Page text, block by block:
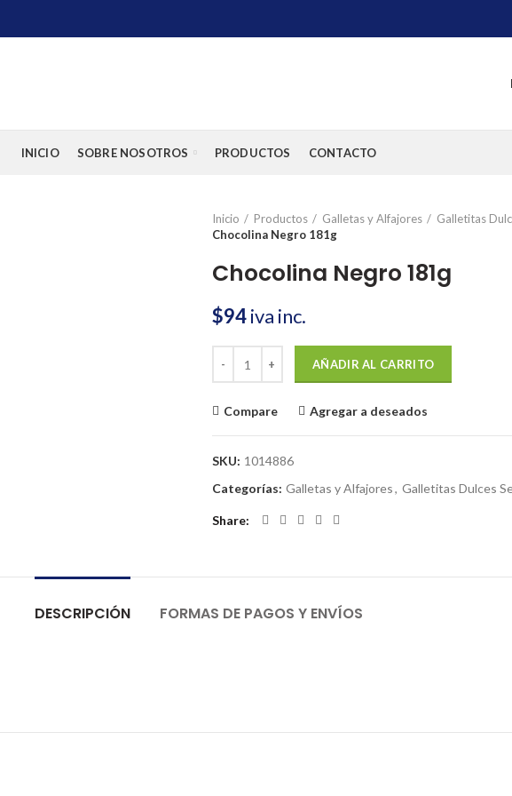
INICIO SOBRE NOSOTROS PRODUCTOS CONTACTO
Inicio
Productos Galletas y Alfajores
Galletitas
Chocolina Negro 181g
Chocolina Negro 181g
$94iva inc.
AÑADIR AL CARRITO
Compare Agregar a deseados
SKU: 1014886
Categorías: Galletas y Alfajores, Galletitas Dulces
Share
DESCRIPCIÓN FORMAS DE PAGOS Y ENVÍOS